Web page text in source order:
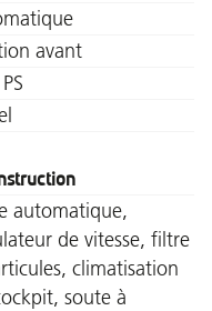
avant
automatique,
de vitesse, filtre
climatisation
soute à